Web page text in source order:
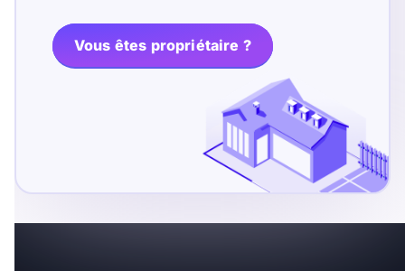
T13 T14 T15
m2
m2
Vous êtes propriétaire ?